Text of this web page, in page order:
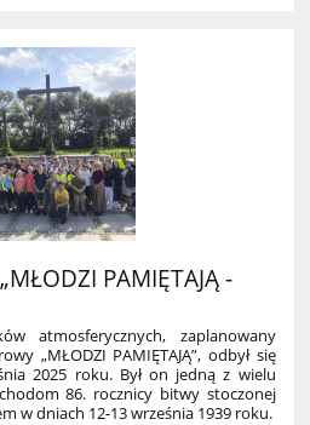
PAMIĘTAJĄ -
atmosferycznych, zaplanowany
„MŁODZI PAMIĘTAJĄ”, odbył się
2025 roku. Był on jedną z wielu
86. rocznicy bitwy stoczonej
w dniach 12-13 września 1939 roku.